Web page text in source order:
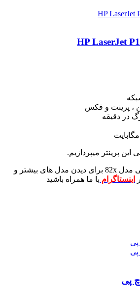
، پرینت و فکس
پرینتر میپردازیم.
برای دیدن مدل های بیشتر و
اینستاگرام با ما همراه باشید